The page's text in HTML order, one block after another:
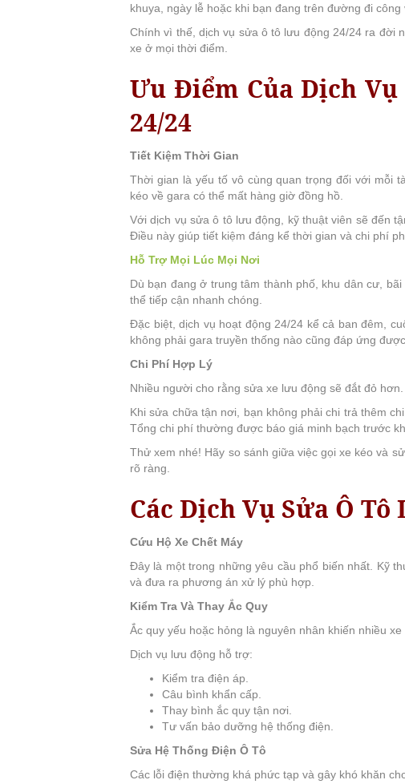
khuya, ngày lễ hoặc khi bạn đang trên đường đi
Chính vì thế, dịch vụ sửa ô tô lưu động 24/24 ra đời
xe ở mọi thời điểm.
Ưu Điểm Của Dịch
24/24
Tiết Kiệm Thời Gian
Thời gian là yếu tố vô cùng quan trọng đối với mỗi
kéo về gara có thể mất hàng giờ đồng hồ.
Với dịch vụ sửa ô tô lưu động, kỹ thuật viên sẽ đến
Điều này giúp tiết kiệm đáng kể thời gian và chi phí
Hỗ Trợ Mọi Lúc Mọi Nơi
Dù bạn đang ở trung tâm thành phố, khu dân cư,
thể tiếp cận nhanh chóng.
Đặc biệt, dịch vụ hoạt động 24/24 kể cả ban đêm,
không phải gara truyền thống nào cũng đáp ứng được.
Chi Phí Hợp Lý
Nhiều người cho rằng sửa xe lưu động sẽ đắt đỏ
Khi sửa chữa tận nơi, bạn không phải chi trả thêm
Tổng chi phí thường được báo giá minh bạch trước
Thử xem nhé! Hãy so sánh giữa việc gọi xe kéo và
rõ ràng.
Các Dịch Vụ Sửa Ô
Cứu Hộ Xe Chết Máy
Đây là một trong những yêu cầu phổ biến nhất. Kỹ
và đưa ra phương án xử lý phù hợp.
Kiểm Tra Và Thay Ắc Quy
Ắc quy yếu hoặc hỏng là nguyên nhân khiến nhiều xe
Dịch vụ lưu động hỗ trợ:
Kiểm tra điện áp.
Câu bình khẩn cấp.
Thay bình ắc quy tận nơi.
Tư vấn bảo dưỡng hệ thống điện.
Sửa Hệ Thống Điện Ô Tô
Các lỗi điện thường khá phức tạp và gây khó khăn